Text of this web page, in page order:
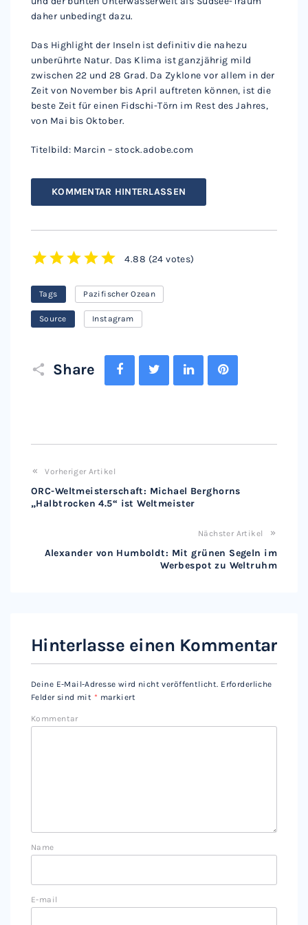
daher unbedingt dazu.
Das Highlight der Inseln ist definitiv die nahezu
unberührte Natur. Das Klima ist ganzjährig mild
zwischen 22 und 28 Grad. Da Zyklone vor allem in der
Zeit von November bis April auftreten können, ist die
beste Zeit für einen Fidschi-Törn im Rest des Jahres,
von Mai bis Oktober.
Titelbild: Marcin – stock.adobe.com
KOMMENTAR HINTERLASSEN
4.88 (24 votes)
Tags Pazifischer Ozean
Source Instagram
Share
FacebookTwitter LinkedIn
Vorheriger Artikel
ORC-Weltmeisterschaft: Michael Berghorns
„Halbtrocken 4.5“ ist Weltmeister
Nächster Artikel
Alexander von Humboldt: Mit grünen Segeln im
Werbespot zu Weltruhm
Hinterlasse einen Kommentar
Deine E-Mail-Adresse wird nicht veröffentlicht. Erforderliche
Felder sind mit * markiert
Kommentar
Name
E-mail